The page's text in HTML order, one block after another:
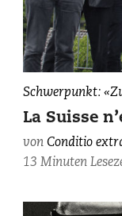
Team
extraterrestris»
(von
links):
Buzek,
Schwerpunkt:
La Suisse
vonConditio
13 Minuten